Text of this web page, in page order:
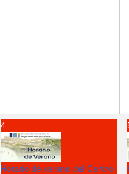
4
Horario de verano del Centro